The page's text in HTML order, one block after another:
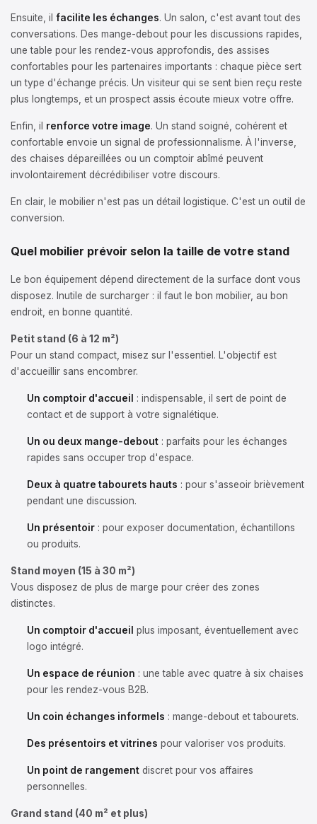
Ensuite, il facilite les échanges. Un salon, c'est avant tout des
conversations. Des mange-debout pour les discussions rapides,
une table pour les rendez-vous approfondis, des assises
confortables pour les partenaires importants : chaque pièce sert
un type d'échange précis. Un visiteur qui se sent bien reçu reste
plus longtemps, et un prospect assis écoute mieux votre offre.
Enfin, il renforce votre image. Un stand soigné, cohérent et
confortable envoie un signal de professionnalisme. À l'inverse,
des chaises dépareillées ou un comptoir abîmé peuvent
involontairement décrédibiliser votre discours.
En clair, le mobilier n'est pas un détail logistique. C'est un outil de
conversion.
Quel mobilier prévoir selon la taille de votre stand
Le bon équipement dépend directement de la surface dont vous
disposez. Inutile de surcharger : il faut le bon mobilier, au bon
endroit, en bonne quantité.
Petit stand (6 à 12 m²)
Pour un stand compact, misez sur l'essentiel. L'objectif est
d'accueillir sans encombrer.
Un comptoir d'accueil
: indispensable, il sert de point de
contact et de support à votre signalétique.
Un ou deux mange-debout: parfaits pour les échanges
rapides sans occuper trop d'espace.
Deux à quatre tabourets hauts : pour s'asseoir brièvement
pendant une discussion.
Un présentoir: pour exposer documentation, échantillons
ou produits.
Stand moyen (15 à 30 m²)
Vous disposez de plus de marge pour créer des zones
distinctes.
Un comptoir d'accueil plus imposant, éventuellement avec
logo intégré.
Un espace de réunion : une table avec quatre à six chaises
pour les rendez-vous B2B.
Un coin échanges informels : mange-debout et tabourets.
Des présentoirs et vitrines pour valoriser vos produits.
Un point de rangementdiscret pour vos affaires
personnelles.
Grand stand (40 m² et plus)